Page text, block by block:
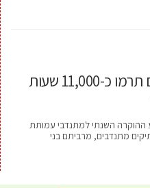
הון אנושי: 80 אזרחים ותיקים תרמו כ-11,000 שעות
ההוקרה השנתי למתנדבי עמותת